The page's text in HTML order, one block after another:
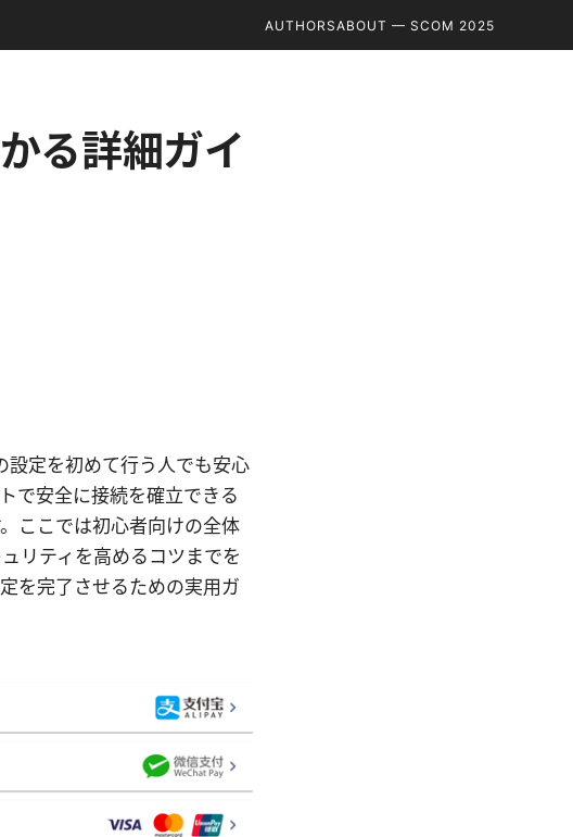
AUTHORSABOUT — SCOM 2025
る詳細ガイ
定を初めて行う人でも安心
で安全に接続を確立できる
ここでは初心者向けの全体
リティを高めるコツまでを
を完了させるための実用ガ